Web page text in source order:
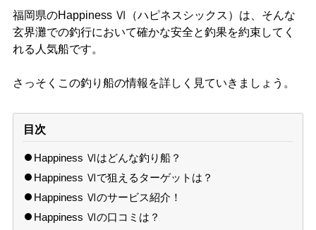
福岡県のHappiness Ⅵ（ハピネスシックス）は、そんな
玄界灘での釣行において確かな安全と釣果を約束してく
れる人気船です。
さっそくこの釣り船の情報を詳しく見ていきましょう。
目次
Happiness Ⅵはどんな釣り船？
Happiness Ⅵで狙えるターゲットは？
Happiness Ⅵのサービス紹介！
Happiness Ⅵの口コミは？